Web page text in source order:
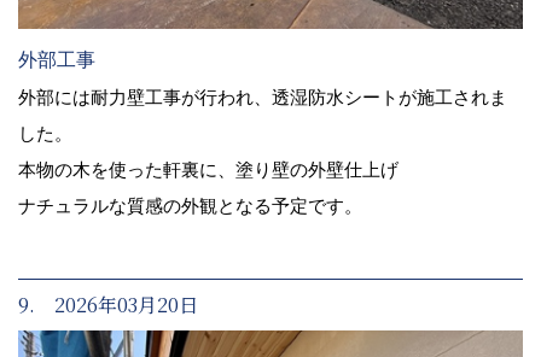
外部工事
外部には耐力壁工事が行われ、透湿防水シートが施工されま
した。
本物の木を使った軒裏に、塗り壁の外壁仕上げ
ナチュラルな質感の外観となる予定です。
9. 2026年03月20日